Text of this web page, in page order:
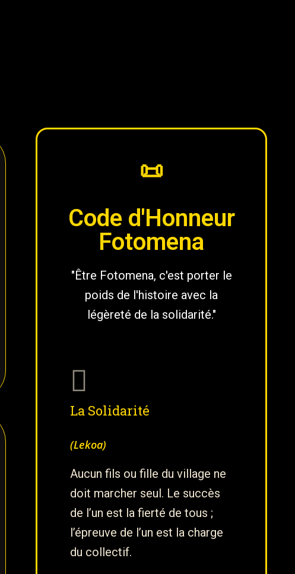
📜
Code d'Honneur
Fotomena
"Être Fotomena, c'est porter le
poids de l'histoire avec la
légèreté de la solidarité."
La Solidarité
(Lekoa)
Aucun fils ou fille du village ne
doit marcher seul. Le succès
de l’un est la fierté de tous ;
l’épreuve de l’un est la charge
du collectif.